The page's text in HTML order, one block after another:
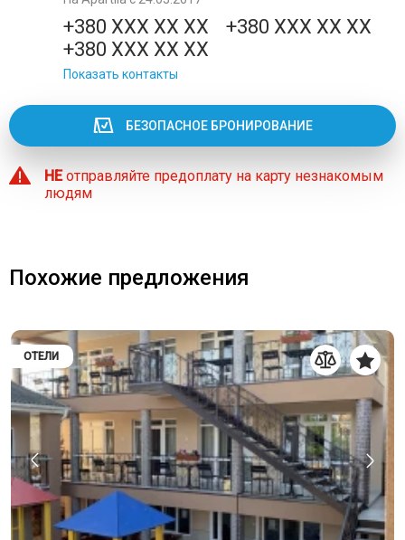
+380 XXX XX XX
+380 XXX XX XX
+380 XXX XX XX
Показать контакты
БЕЗОПАСНОЕ БРОНИРОВАНИЕ
НЕотправляйте предоплату на карту незнакомым
людям
Похожие предложения
ОТЕЛИ